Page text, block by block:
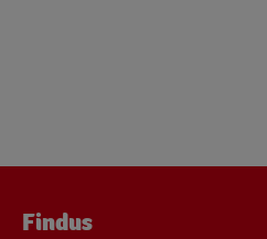
Findus